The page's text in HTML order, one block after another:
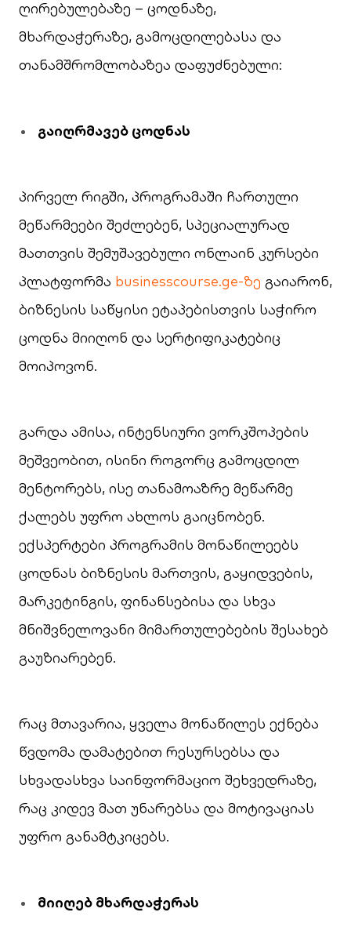
ღირებულებაზე – ცოდნაზე,
მხარდაჭერაზე, გამოცდილებასა და
თანამშრომლობაზეა დაფუძნებული:
გაიღრმავებ ცოდნას
პირველ რიგში, პროგრამაში ჩართული
მეწარმეები შეძლებენ, სპეციალურად
მათთვის შემუშავებული ონლაინ კურსები
პლატფორმა businesscourse.ge-ზე გაიარონ,
ბიზნესის საწყისი ეტაპებისთვის საჭირო
ცოდნა მიიღონ და სერტიფიკატებიც
მოიპოვონ.
გარდა ამისა, ინტენსიური ვორკშოპების
მეშვეობით, ისინი როგორც გამოცდილ
მენტორებს, ისე თანამოაზრე მეწარმე
ქალებს უფრო ახლოს გაიცნობენ.
ექსპერტები პროგრამის მონაწილეებს
ცოდნას ბიზნესის მართვის, გაყიდვების,
მარკეტინგის, ფინანსებისა და სხვა
მნიშვნელოვანი მიმართულებების შესახებ
გაუზიარებენ.
რაც მთავარია, ყველა მონაწილეს ექნება
წვდომა დამატებით რესურსებსა და
სხვადასხვა საინფორმაციო შეხვედრაზე,
რაც კიდევ მათ უნარებსა და მოტივაციას
უფრო განამტკიცებს.
მიიღებ მხარდაჭერას